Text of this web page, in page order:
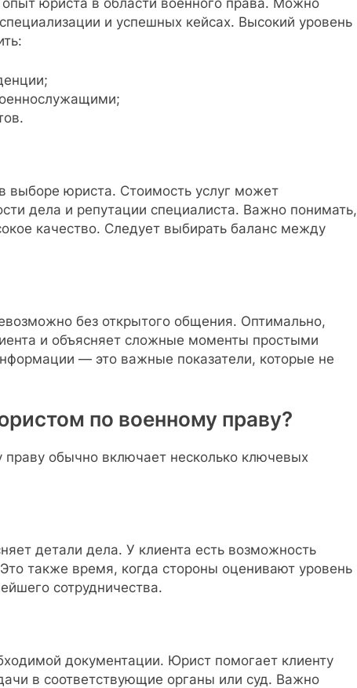
юриста в области военного права. Можно
и успешных кейсах. Высокий уровень
выборе юриста. Стоимость услуг может
дела и репутации специалиста. Важно понимать,
качество. Следует выбирать баланс между
без открытого общения. Оптимально,
и объясняет сложные моменты простыми
— это важные показатели, которые не
по военному праву?
обычно включает несколько ключевых
детали дела. У клиента есть возможность
также время, когда стороны оценивают уровень
сотрудничества.
документации. Юрист помогает клиенту
в соответствующие органы или суд. Важно